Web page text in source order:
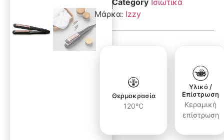
Μάρκα: Izzy
Θερμοκρασία
120°C
Υλικό /
Επίστρωση
Κεραμική
επίστρωση